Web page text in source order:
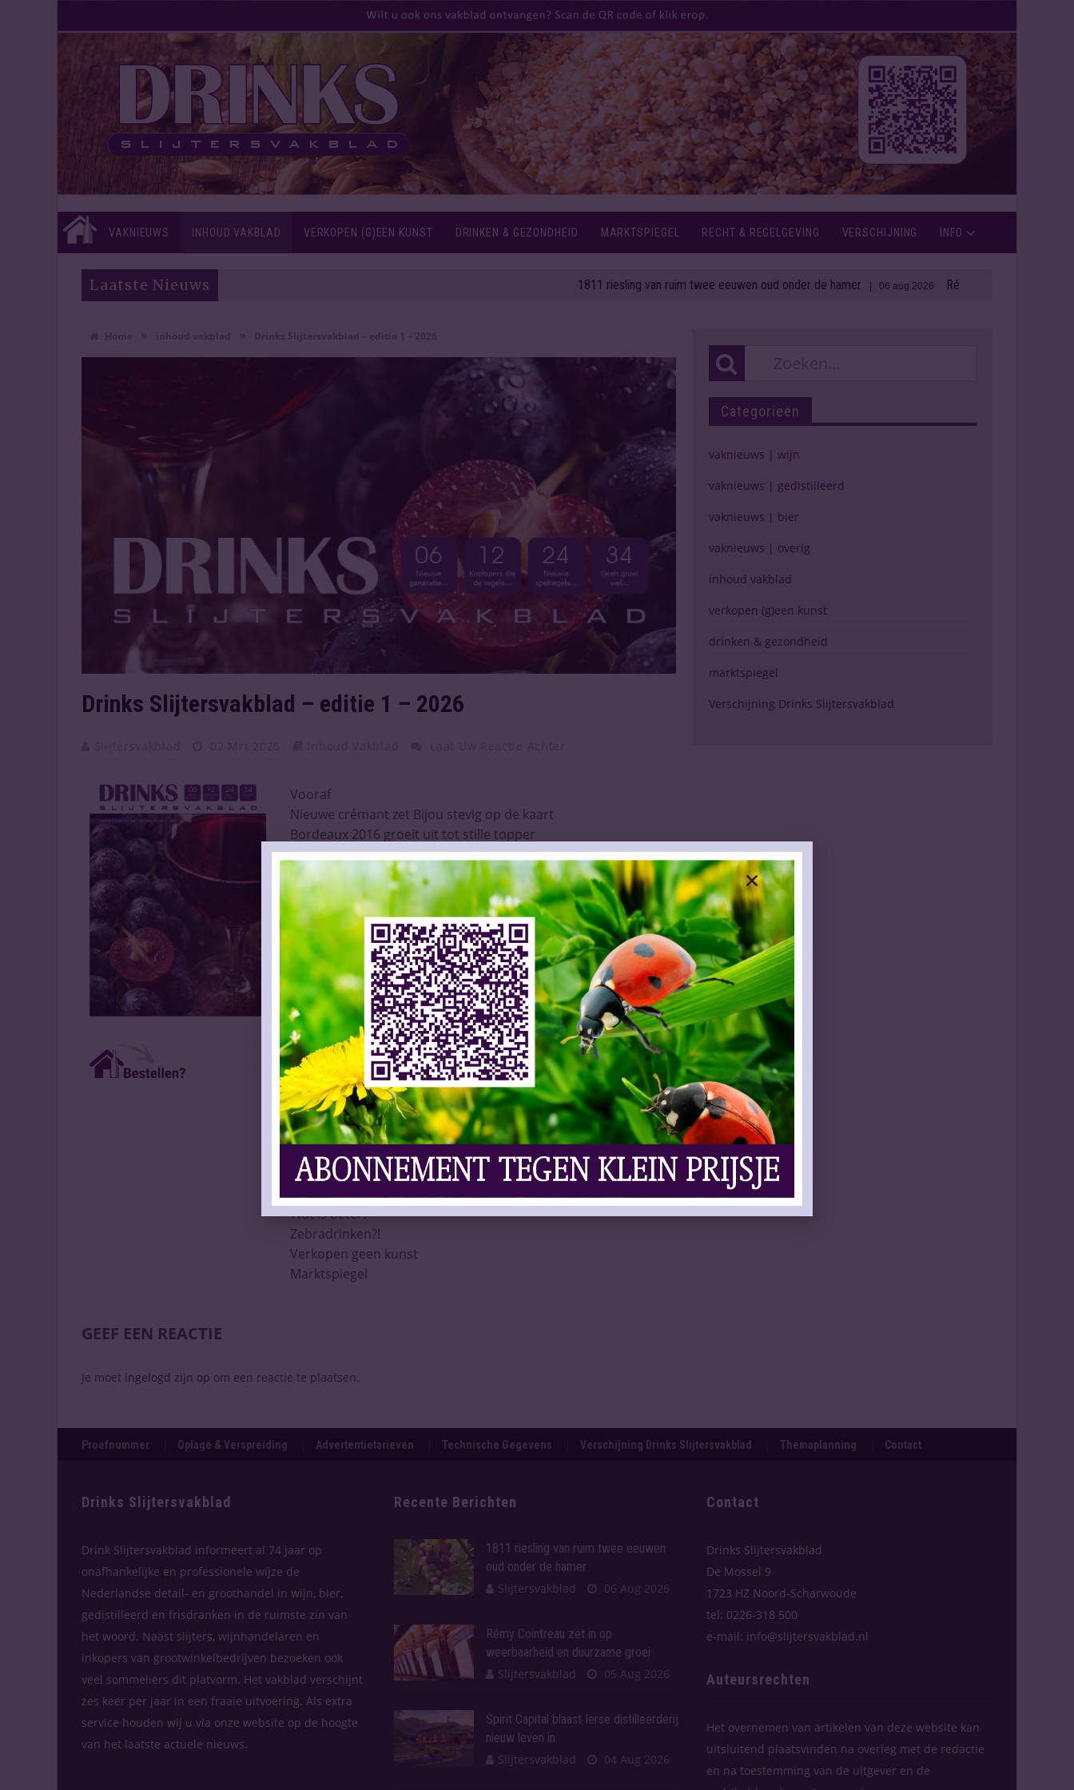
VAKNIEUWS INHOUD VAKBLAD VERKOPEN (G)EEN KUNST DRINKEN & GEZONDHEID MARKTSPIEGEL RECHT & REGELGEVING VERSCHIJNING INFO
Laatste Nieuws 1811 riesling van ruim twee eeuwen oud onder de hamer | 06 aug 2026 Rémy Cointreau zet in op
Drinks Slijtersvakblad – editie 1 – 2026
Vooraf
Nieuwe crémant zet Bijou stevig op de kaart
Bordeaux 2016 groeit uit tot stille topper
Pionierswerk in glas
Winst Teeling Whiskey zwaar onder druk
Koplopers die de regels loslaten in Rioja
Facebook zet rem op zichtbaarheid alcoholaccounts
Champagne – Ontroerende vader-zoon roadtrip
Geboekt
De weg vrij voor alcoholvrije wijn uit Italië
Aardewerk sleutel tot karaktervolle wijn
Natuurkurk, de stille kracht
Nuchter vieren met een muzikale signatuur
Nieuwe koers voor StiBON
Inpakken is geen bijzaak
Nieuwe spelregels voor ondernemers
Alcoholslot verandert rijgedrag
Duits bier verliest terrein
Karaktervol bier onder druk
España por favor
Indonesische wijn…
Wat is beter?
Zebradrinken?!
Verkopen geen kunst
Marktspiegel
GEEF EEN REACTIE
Je moet ingelogd zijn op om een reactie te plaatsen.
Categorieën
vaknieuws | wijn
vaknieuws | gedistilleerd
vaknieuws | bier
vaknieuws | overig
inhoud vakblad
verkopen (g)een kunst
drinken & gezondheid
marktspiegel
Verschijning Drinks Slijtersvakblad
Proefnummer Oplage & Verspreiding Advertentietarieven Technische Gegevens Verschijning Drinks Slijtersvakblad Themaplanning Contact
Drinks Slijtersvakblad
Drink Slijtersvakblad informeert al 74 jaar op
onafhankelijke en professionele wijze de
Nederlandse detail- en groothandel in wijn, bier,
gedistilleerd en frisdranken in de ruimste zin van
het woord. Naast slijters, wijnhandelaren en
inkopers van grootwinkelbedrijven bezoeken ook
veel sommeliers dit platvorm. Het vakblad verschijnt
zes keer per jaar in een fraaie uitvoering. Als extra
service houden wij u via onze website op de hoogte
van het laatste actuele nieuws.
Recente Berichten
1811 riesling van ruim twee eeuwen
oud onder de hamer
Slijtersvakblad
06 Aug 2026
Rémy Cointreau zet in op
weerbaarheid en duurzame groei
Slijtersvakblad
05 Aug 2026
Spirit Capital blaast Ierse distilleerderij
nieuw leven in
Slijtersvakblad
04 Aug 2026
Contact
Drinks Slijtersvakblad
De Mossel 9
1723 HZ Noord-Scharwoude
tel: 0226-318 500
e-mail: info@slijtersvakblad.nl
Auteursrechten
Het overnemen van artikelen van deze website kan
uitsluitend plaatsvinden na overleg met de redactie
en na toestemming van de uitgever en de